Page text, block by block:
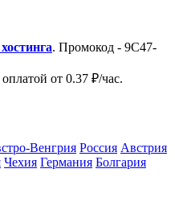
. Промокод - 9C47-
от 0.37 ₽/час.
Венгрия Росcия Австрия
Чехия Германия Болгария